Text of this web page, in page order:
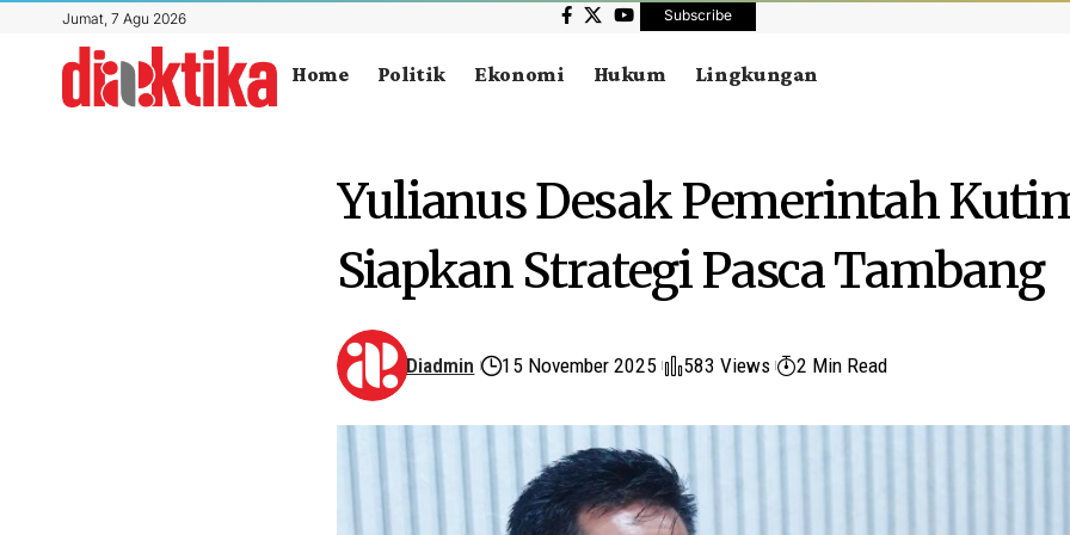
Jumat, 7 Agu 2026 Subscribe
Home Politik Ekonomi Hukum Lingkungan
Yulianus Desak Pemerintah
Siapkan Strategi Pasca Tambang
Diadmin 15 November 2025 583 Views 2 Min Read